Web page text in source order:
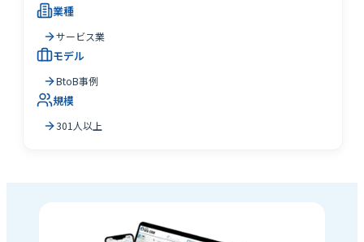
業種
サービス業
モデル
BtoB事例
規模
301人以上